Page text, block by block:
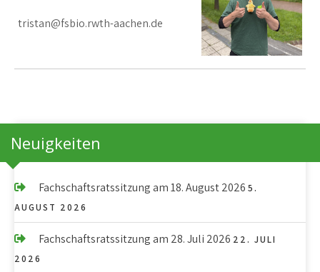
tristan@fsbio.rwth-aachen.de
Neuigkeiten
Fachschaftsratssitzung am 18. August 2026 5.
AUGUST 2026
Fachschaftsratssitzung am 28. Juli 2026 22. JULI
2026